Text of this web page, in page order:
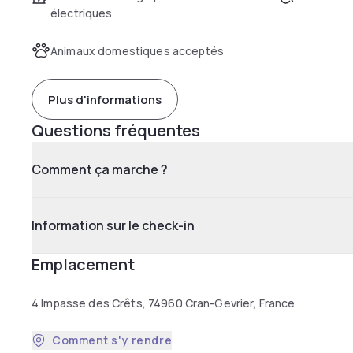
électriques
Animaux domestiques acceptés
Plus d'informations
Questions fréquentes
Comment ça marche ?
Information sur le check-in
Emplacement
4 Impasse des Crêts, 74960 Cran-Gevrier, France
Comment s'y rendre